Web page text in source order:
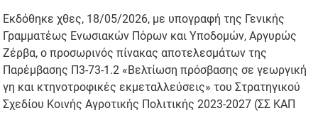
Εκδόθηκε χθες, 18/05/2026, με υπογραφή της Γενικής
Γραμματέως Ενωσιακών Πόρων και Υποδομών, Αργυρώς
Ζέρβα, ο προσωρινός πίνακας αποτελεσμάτων της
Παρέμβασης Π3-73-1.2 «Βελτίωση πρόσβασης σε γεωργική
γη και κτηνοτροφικές εκμεταλλεύσεις» του Στρατηγικού
Σχεδίου Κοινής Αγροτικής Πολιτικής 2023-2027 (ΣΣ ΚΑΠ